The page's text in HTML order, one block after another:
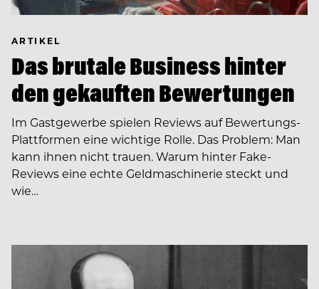
ARTIKEL
Das brutale Business hinter
den gekauften Bewertungen
Im Gastgewerbe spielen Reviews auf Bewertungs-
Plattformen eine wichtige Rolle. Das Problem: Man
kann ihnen nicht trauen. Warum hinter Fake-
Reviews eine echte Geldmaschinerie steckt und
wie…